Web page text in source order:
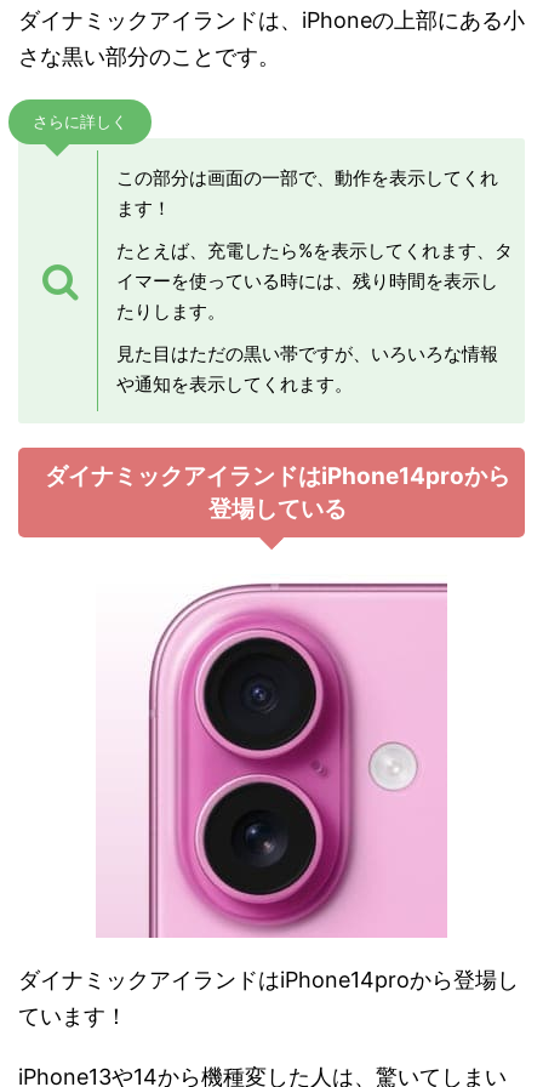
ダイナミックアイランドは、iPhoneの上部にある小
さな黒い部分のことです。
さらに詳しく
この部分は画面の一部で、動作を表示してくれ
ます！
たとえば、充電したら%を表示してくれます、タ
イマーを使っている時には、残り時間を表示し
たりします。
見た目はただの黒い帯ですが、いろいろな情報
や通知を表示してくれます。
ダイナミックアイランドはiPhone14proから
登場している
ダイナミックアイランドはiPhone14proから登場し
ています！
iPhone13や14から機種変した人は、驚いてしまい